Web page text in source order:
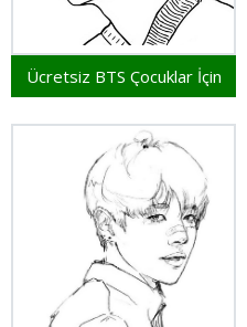
Ücretsiz BTS Çocuklar İçin